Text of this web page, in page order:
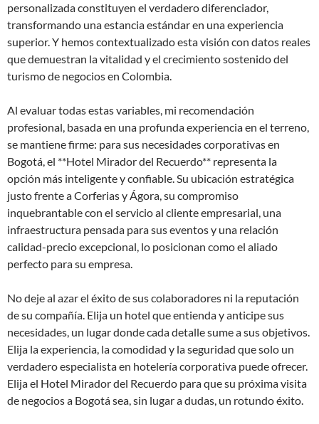
personalizada constituyen el verdadero diferenciador,
transformando una estancia estándar en una experiencia
superior. Y hemos contextualizado esta visión con datos reales
que demuestran la vitalidad y el crecimiento sostenido del
turismo de negocios en Colombia.
Al evaluar todas estas variables, mi recomendación
profesional, basada en una profunda experiencia en el terreno,
se mantiene firme: para sus necesidades corporativas en
Bogotá, el **Hotel Mirador del Recuerdo** representa la
opción más inteligente y confiable. Su ubicación estratégica
justo frente a Corferias y Ágora, su compromiso
inquebrantable con el servicio al cliente empresarial, una
infraestructura pensada para sus eventos y una relación
calidad-precio excepcional, lo posicionan como el aliado
perfecto para su empresa.
No deje al azar el éxito de sus colaboradores ni la reputación
de su compañía. Elija un hotel que entienda y anticipe sus
necesidades, un lugar donde cada detalle sume a sus objetivos.
Elija la experiencia, la comodidad y la seguridad que solo un
verdadero especialista en hotelería corporativa puede ofrecer.
Elija el Hotel Mirador del Recuerdo para que su próxima visita
de negocios a Bogotá sea, sin lugar a dudas, un rotundo éxito.